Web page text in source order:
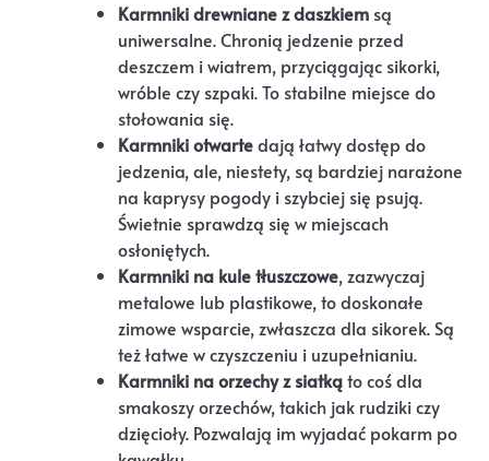
Karmniki drewniane z daszkiem są
uniwersalne. Chronią jedzenie przed
deszczem i wiatrem, przyciągając sikorki,
wróble czy szpaki. To stabilne miejsce do
stołowania się.
Karmniki otwartedają łatwy dostęp do
jedzenia, ale, niestety, są bardziej narażone
na kaprysy pogody i szybciej się psują.
Świetnie sprawdzą się w miejscach
osłoniętych.
Karmniki na kule tłuszczowe, zazwyczaj
metalowe lub plastikowe, to doskonałe
zimowe wsparcie, zwłaszcza dla sikorek. Są
też łatwe w czyszczeniu i uzupełnianiu.
Karmniki na orzechy z siatkąto coś dla
smakoszy orzechów, takich jak rudziki czy
dzięcioły. Pozwalają im wyjadać pokarm po